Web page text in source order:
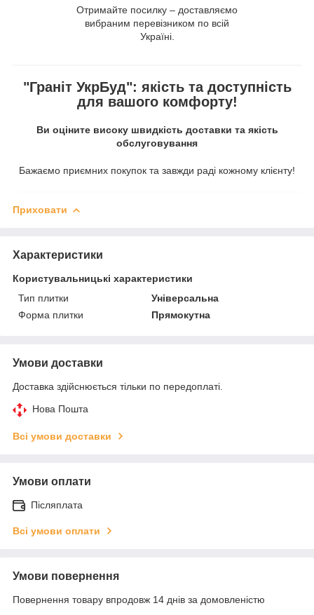
Отримайте посилку – доставляємо
вибраним перевізником по всій
Україні.
"Граніт УкрБуд": якість та доступність
для вашого комфорту!
Ви оціните високу швидкість доставки та якість
обслуговування
Бажаємо приємних покупок та завжди раді кожному клієнту!
Приховати
Характеристики
Користувальницькі характеристики
Тип плитки
Універсальна
Форма плитки
Прямокутна
Умови доставки
Доставка здійснюється тільки по передоплаті.
Нова Пошта
Всі умови доставки
Умови оплати
Післяплата
Всі умови оплати
Умови повернення
Повернення товару впродовж 14 днів за домовленістю